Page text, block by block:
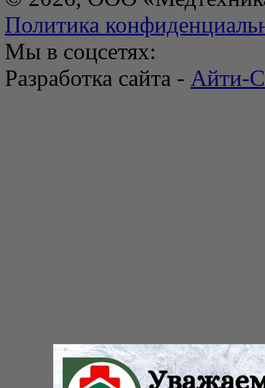
Политика
Мы в соцсетях:
Разработка сайта - Айти-